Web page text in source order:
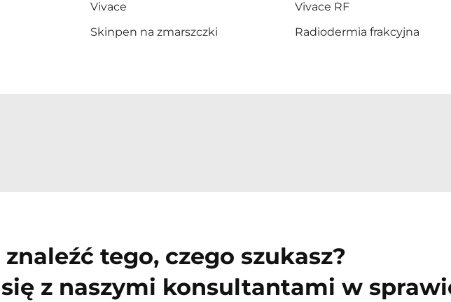
Vivace Vivace RF
Skinpen na zmarszczki Radiodermia frakcyjna
tego, czego szukasz?
z naszymi konsultantami w